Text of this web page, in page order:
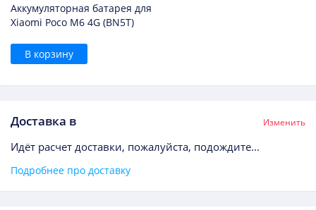
Аккумуляторная батарея для
Xiaomi Poco M6 4G (BN5T)
В корзину
Доставка в Изменить
Идёт расчет доставки, пожалуйста, подождите...
Подробнее про доставку